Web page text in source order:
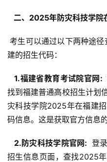
二、2025年防灾科技学院
考生可以通过以下两种途径查询2025年防灾科技学院在福
建的招生代码：
  1.福建省教育考试院官网:
找到福建普通高校招生计划
灾科技学院2025年在福建
码信息。这是获取官方信息
  2.防灾科技学院官网:
登
招生信息页面，查找2025